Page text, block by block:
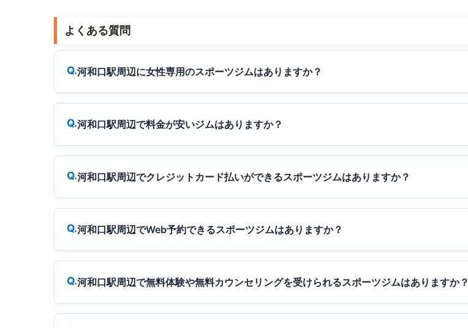
よくある質問
河和口駅周辺に女性専用のスポーツジムはありますか？
河和口駅周辺で料金が安いジムはありますか？
河和口駅周辺でクレジットカード払いができるスポーツジムはありますか？
河和口駅周辺でWeb予約できるスポーツジムはありますか？
河和口駅周辺で無料体験や無料カウンセリングを受けられるスポーツジムはありますか？